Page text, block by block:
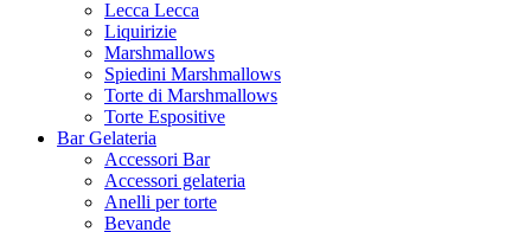
Lecca Lecca
Liquirizie
Marshmallows
Spiedini Marshmallows
Torte di Marshmallows
Torte Espositive
Bar Gelateria
Accessori Bar
Accessori gelateria
Anelli per torte
Bevande